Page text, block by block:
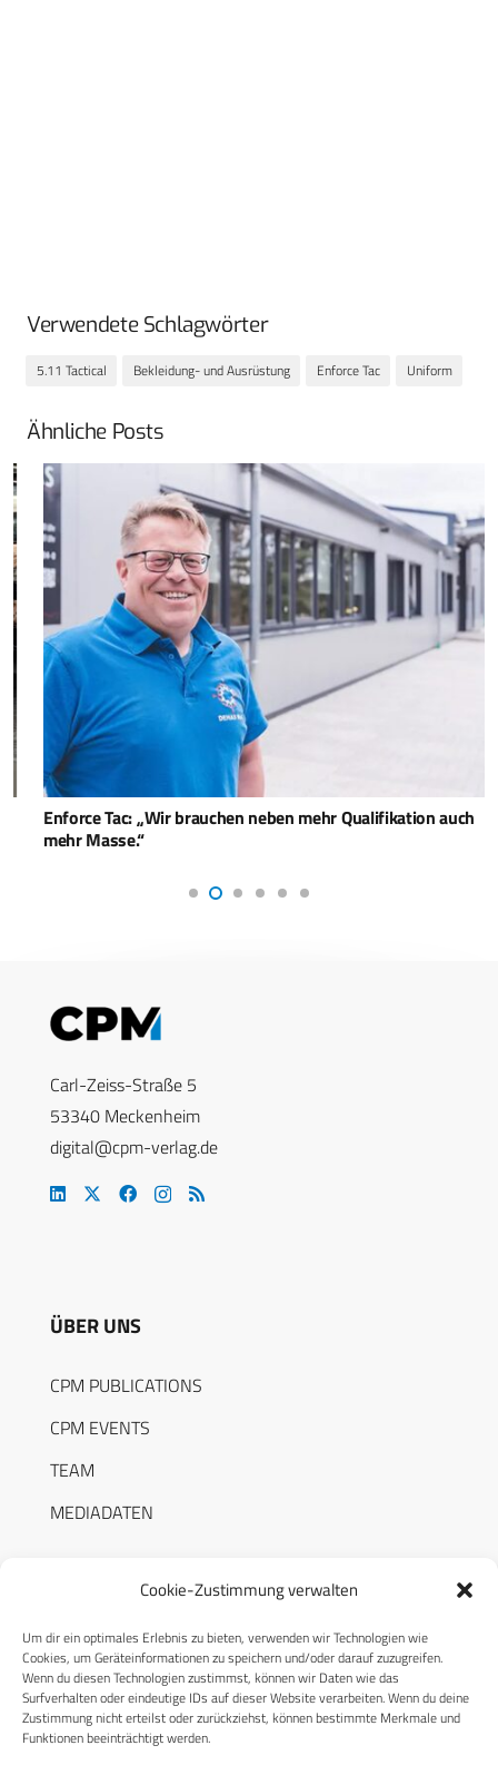
Cookie-Zustimmung verwalten
Um dir ein optimales Erlebnis zu bieten, verwenden wir Technologien wie
Cookies, um Geräteinformationen zu speichern und/oder darauf zuzugreifen.
Wenn du diesen Technologien zustimmst, können wir Daten wie das
Surfverhalten oder eindeutige IDs auf dieser Website verarbeiten. Wenn du deine
Zustimmung nicht erteilst oder zurückziehst, können bestimmte Merkmale und
Funktionen beeinträchtigt werden.
Verwendete Schlagwörter
5.11 Tactical Bekleidung- und Ausrüstung Enforce Tac Uniform
Ähnliche Posts
Enforce Tac: „Wir brauchen neben mehr Qualifikation auch
mehr Masse.“
Carl-Zeiss-Straße 5
53340 Meckenheim
digital@cpm-verlag.de
ÜBER UNS
CPM PUBLICATIONS
CPM EVENTS
TEAM
MEDIADATEN
RECHTLICHES
Datenschutzerklärung
Cookie-Richtlinie (EU)